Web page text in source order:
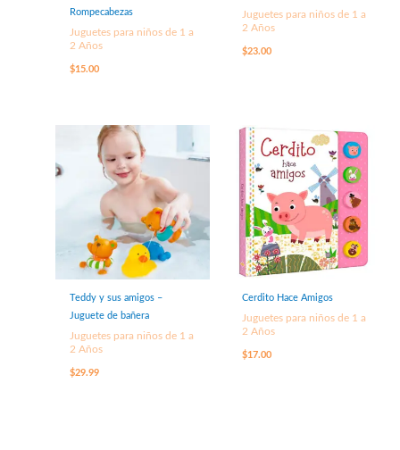
Rompecabezas
Juguetes para niños de 1 a
2 Años
$15.00
Juguetes para niños de 1 a
2 Años
$23.00
Teddy y sus amigos –
Juguete de bañera
Juguetes para niños de 1 a
2 Años
$29.99
Cerdito Hace Amigos
Juguetes para niños de 1 a
2 Años
$17.00